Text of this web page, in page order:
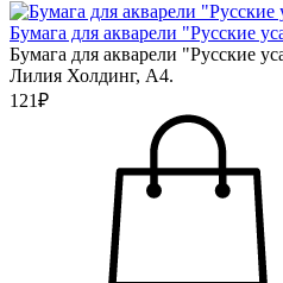
Бумага для акварели "Русские
Бумага для акварели "Русские
Лилия Холдинг, А4.
121₽